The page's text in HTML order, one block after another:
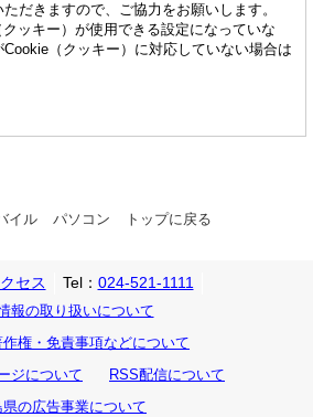
だきますので、ご協力をお願いします。
ッキー）が使用できる設定になっていな
（クッキー）に対応していない場合は
イル パソコン トップに戻る
セス Tel： 024-521-1111
報の取り扱いについて
作権・免責事項などについて
ジについて
RSS配信について
県の広告事業について